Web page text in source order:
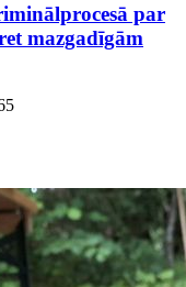
par
mazgadīgām
5